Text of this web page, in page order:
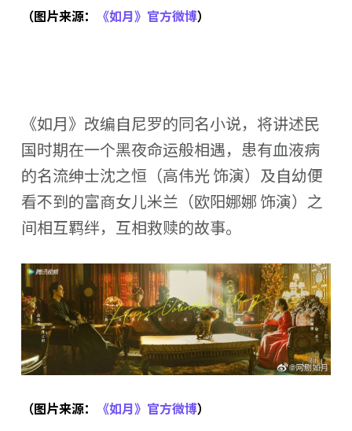
（图片来源： 《如月》官方微博）
《如月》改编自尼罗的同名小说，将讲述民
国时期在一个黑夜命运般相遇，患有血液病
的名流绅士沈之恒（高伟光 饰演）及自幼便
看不到的富商女儿米兰（欧阳娜娜 饰演）之
间相互羁绊，互相救赎的故事。
（图片来源： 《如月》官方微博）